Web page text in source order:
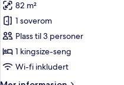
av
Island
Suite
82 m²
1 soverom
Plass til 3 personer
1 kingsize-seng
Wi-fi inkludert